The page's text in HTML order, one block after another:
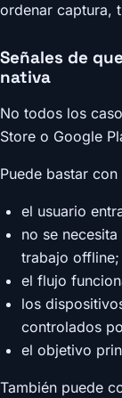
ordenar captura,
Señales de
nativa
No todos los
Store o Google
Puede bastar
el usuario
no se
trabajo offline;
el flujo
los
controlados
el objetivo
También puede